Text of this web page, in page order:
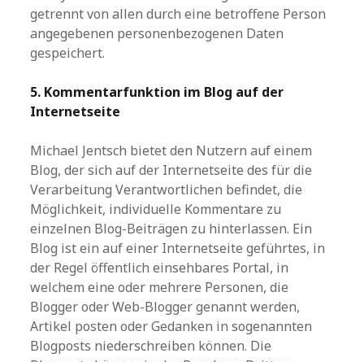
getrennt von allen durch eine betroffene Person
angegebenen personenbezogenen Daten
gespeichert.
5. Kommentarfunktion im Blog auf der
Internetseite
Michael Jentsch bietet den Nutzern auf einem
Blog, der sich auf der Internetseite des für die
Verarbeitung Verantwortlichen befindet, die
Möglichkeit, individuelle Kommentare zu
einzelnen Blog-Beiträgen zu hinterlassen. Ein
Blog ist ein auf einer Internetseite geführtes, in
der Regel öffentlich einsehbares Portal, in
welchem eine oder mehrere Personen, die
Blogger oder Web-Blogger genannt werden,
Artikel posten oder Gedanken in sogenannten
Blogposts niederschreiben können. Die